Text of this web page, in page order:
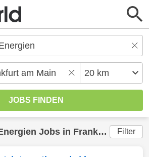
Jobs in Frankfurt am Main Filter